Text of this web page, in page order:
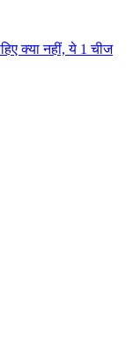
क्या नहीं, ये 1 चीज